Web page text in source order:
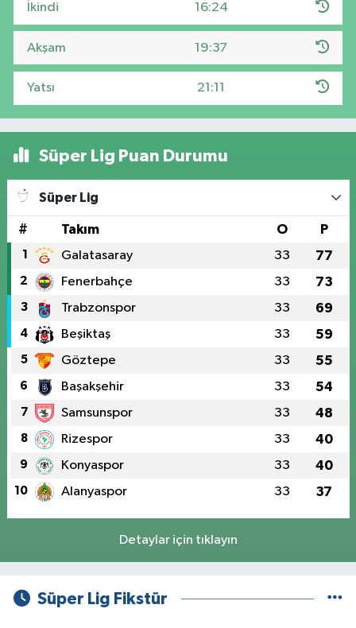
İkindi 16:24
Akşam 19:37
Yatsı 21:11
Süper Lig Puan Durumu
Süper Lig
# Takım O P
1 Galatasaray 33 77
2 Fenerbahçe 33 73
3 Trabzonspor 33 69
4 Beşiktaş 33 59
5 Göztepe 33 55
6 Başakşehir 33 54
7 Samsunspor 33 48
8 Rizespor 33 40
9 Konyaspor 33 40
10 Alanyaspor 33 37
Detaylar için tıklayın
Süper Lig Fikstür